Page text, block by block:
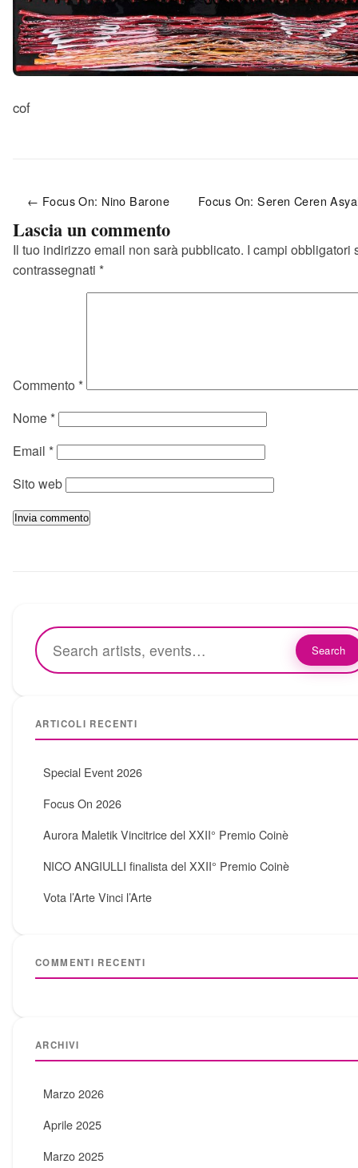
cof
← Focus On: Nino Barone Focus On: Seren Ceren
Lascia un commento
Il tuo indirizzo email non sarà pubblicato. I campi obbligatori
contrassegnati *
Commento *
Nome *
Email *
Sito web
Search
ARTICOLI RECENTI
Special Event 2026
Focus On 2026
Aurora Maletik Vincitrice del XXII° Premio Coinè
NICO ANGIULLI finalista del XXII° Premio Coinè
Vota l’Arte Vinci l’Arte
COMMENTI RECENTI
ARCHIVI
Marzo 2026
Aprile 2025
Marzo 2025